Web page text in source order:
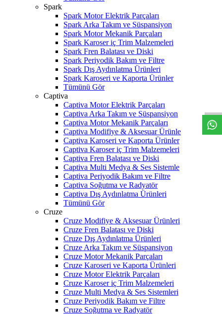
Spark
Spark Motor Elektrik Parçaları
Spark Arka Takım ve Süspansiyon
Spark Motor Mekanik Parçaları
Spark Karoser iç Trim Malzemeleri
Spark Fren Balatası ve Diski
Spark Periyodik Bakım ve Filtre
Spark Dış Aydınlatma Ürünleri
Spark Karoseri ve Kaporta Ürünler
Tümünü Gör
Captiva
Captiva Motor Elektrik Parçaları
Captiva Arka Takım ve Süspansiyon
Captiva Motor Mekanik Parçaları
Captiva Modifiye & Aksesuar Ürünle
Captiva Karoseri ve Kaporta Ürünler
Captiva Karoser iç Trim Malzemeleri
Captiva Fren Balatası ve Diski
Captiva Multi Medya & Ses Sistemle
Captiva Periyodik Bakım ve Filtre
Captiva Soğutma ve Radyatör
Captiva Dış Aydınlatma Ürünleri
Tümünü Gör
Cruze
Cruze Modifiye & Aksesuar Ürünleri
Cruze Fren Balatası ve Diski
Cruze Dış Aydınlatma Ürünleri
Cruze Arka Takım ve Süspansiyon
Cruze Motor Mekanik Parçaları
Cruze Karoseri ve Kaporta Ürünleri
Cruze Motor Elektrik Parçaları
Cruze Karoser iç Trim Malzemeleri
Cruze Multi Medya & Ses Sistemleri
Cruze Periyodik Bakım ve Filtre
Cruze Soğutma ve Radyatör